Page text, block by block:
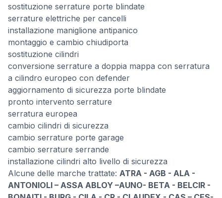
sostituzione serrature porte blindate
serrature elettriche per cancelli
installazione maniglione antipanico
montaggio e cambio chiudiporta
sostituzione cilindri
conversione serrature a doppia mappa con serratura
a cilindro europeo con defender
aggiornamento di sicurezza porte blindate
pronto intervento serrature
serratura europea
cambio cilindri di sicurezza
cambio serrature porte garage
cambio serrature serrande
installazione cilindri alto livello di sicurezza
Alcune delle marche trattate: ATRA - AGB - ALA -
ANTONIOLI – ASSA ABLOY –AUNO- BETA - BELCIR -